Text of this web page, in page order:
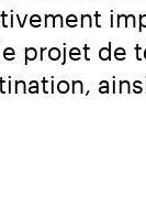
projet de